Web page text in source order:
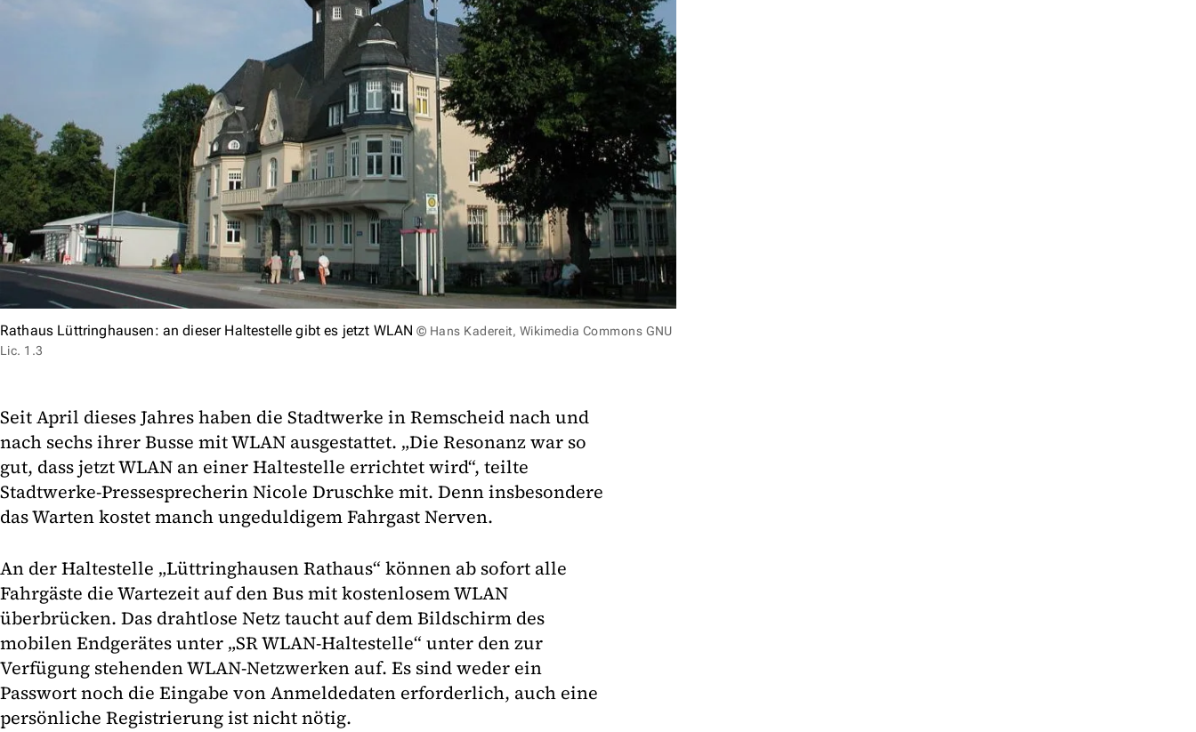
Rathaus Lüttringhausen: an dieser Haltestelle gibt es jetzt WLAN © Hans Kadereit, Wikimedia Commons GNU
Lic. 1.3
Seit April dieses Jahres haben die Stadtwerke in Remscheid nach und
nach sechs ihrer Busse mit WLAN ausgestattet. „Die Resonanz war so
gut, dass jetzt WLAN an einer Haltestelle errichtet wird“, teilte
Stadtwerke-Pressesprecherin Nicole Druschke mit. Denn insbesondere
das Warten kostet manch ungeduldigem Fahrgast Nerven.
An der Haltestelle „Lüttringhausen Rathaus“ können ab sofort alle
Fahrgäste die Wartezeit auf den Bus mit kostenlosem WLAN
überbrücken. Das drahtlose Netz taucht auf dem Bildschirm des
mobilen Endgerätes unter „SR WLAN-Haltestelle“ unter den zur
Verfügung stehenden WLAN-Netzwerken auf. Es sind weder ein
Passwort noch die Eingabe von Anmeldedaten erforderlich, auch eine
persönliche Registrierung ist nicht nötig.